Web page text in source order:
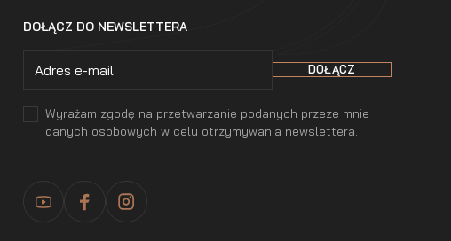
DOŁĄCZ DO NEWSLETTERA
Wyrażam zgodę na przetwarzanie podanych przeze mnie
danych osobowych w celu otrzymywania newslettera.